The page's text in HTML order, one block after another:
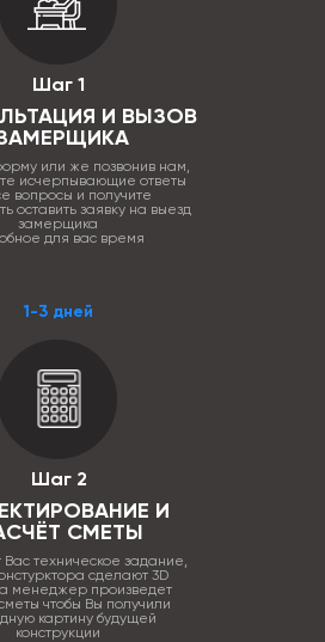
1-3 дней
Шаг 2
И
СМЕТЫ
Вас техническое задание,
сделают 3D
а менеджер произведет
чтобы Вы получили
картину будущей
конструкции
Шаг 1
И ВЫЗОВ
или же позвонив нам,
исчерпывающие ответы
вопросы и получите
оставить заявку на выезд
замерщика
для вас время